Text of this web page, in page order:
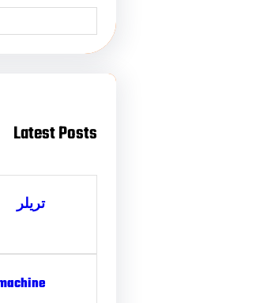
Latest Posts
تریلر